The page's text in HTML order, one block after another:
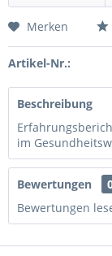
Merken
Artikel-Nr.:
Beschreibung
im
Bewertungen
Bewertungen